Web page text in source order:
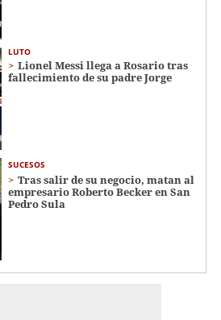
LUTO
Lionel Messi llega a Rosario tras
fallecimiento de su padre Jorge
SUCESOS
Tras salir de su negocio, matan al
empresario Roberto Becker en San
Pedro Sula